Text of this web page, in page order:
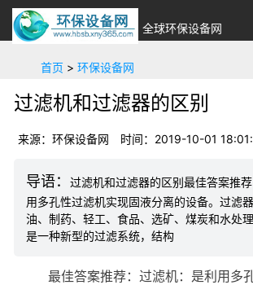
全球环保设备网
首页 > 环保设备网
过滤机和过滤器的区别
来源：环保设备网 时间：2019-10-01
过滤机和过滤器的区别最佳答案推
用多孔性过滤机实现固液分离的设备。过滤
油、制药、轻工、食品、选矿、煤炭和水处
是一种新型的过滤系统，结构
最佳答案推荐：过滤机：是利用多